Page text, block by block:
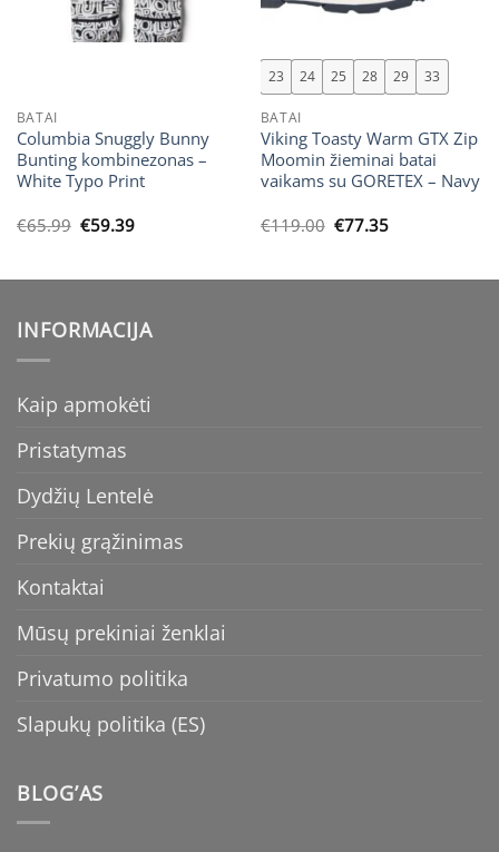
BATAI
Columbia Snuggly Bunny
Bunting kombinezonas –
White Typo Print
€65.99 Original
€65.99.
€59.39Current
€59.39.
23 24 25 28 29 33
BATAI
Viking Toasty Warm GTX Zip
Moomin žieminai batai
vaikams su GORETEX – Navy
€119.00 Original
€119.00.
€77.35Current
€77.35.
INFORMACIJA
Kaip apmokėti
Pristatymas
Dydžių Lentelė
Prekių grąžinimas
Kontaktai
Mūsų prekiniai ženklai
Privatumo politika
Slapukų politika (ES)
BLOG’AS